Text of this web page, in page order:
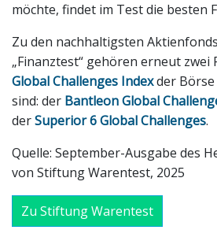
möchte, findet im Test die besten
Zu den nachhaltigsten
„Finanztest“ gehören erneut zwei
Global Challenges Indexder
sind: der Bantleon Global
derSuperior 6 Global Challenges.
Quelle: September-Ausgabe des
von Stiftung Warentest, 2025
Zu Stiftung Warentest